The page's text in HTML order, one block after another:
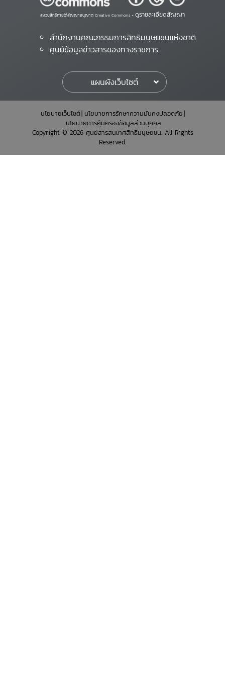
สงวนสิทธิ์ภายใต้สัญญาอนุญาต Creative Commons • ดูรายละเอียดสัญญา
สำนักงานคณะกรรมการสิทธิมนุษยชนแห่งชาติ
ศูนย์ข้อมูลข่าวสารของทางราชการ
แผนผังเว็บไซต์
นโยบายเว็บไซต์ นโยบายการรักษาความมั่นคงปลอดภัย
นโยบายการคุ้มครองข้อมูลส่วนบุคคล
Copyright © 2026 ศูนย์สารสนเทศสิทธิมนุษยชน. All Rights
Reserved.